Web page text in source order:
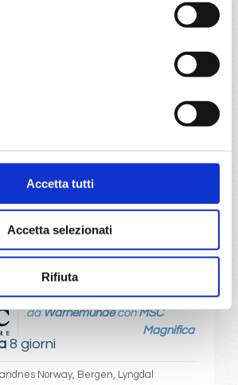
Accetta tutti
Accetta selezionati
Rifiuta
Sandnes Norway, Bergen,
a partire da
€ 1.053
DETTAGLI
8 giorni
daWarnemündeconMSC
Magnifica
Norway, Bergen, Lyngdal